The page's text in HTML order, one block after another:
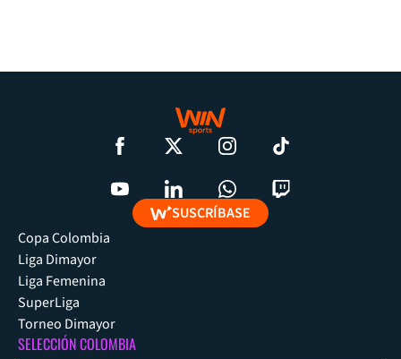
SUSCRÍBASE
Copa Colombia
Liga Dimayor
Liga Femenina
SuperLiga
Torneo Dimayor
SELECCIÓN COLOMBIA